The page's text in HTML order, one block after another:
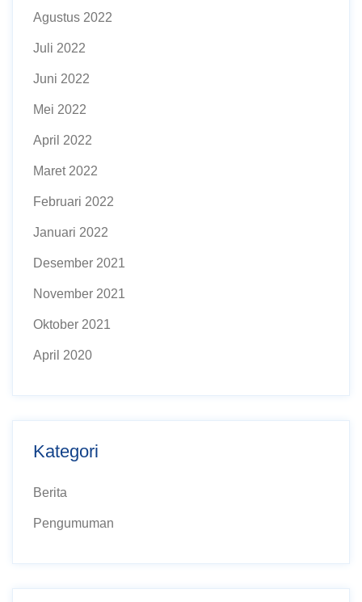
Agustus 2022
Juli 2022
Juni 2022
Mei 2022
April 2022
Maret 2022
Februari 2022
Januari 2022
Desember 2021
November 2021
Oktober 2021
April 2020
Kategori
Berita
Pengumuman